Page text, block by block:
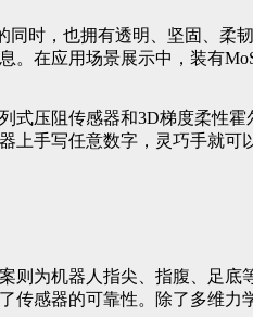
同时，也拥有透明、坚固、
。在应用场景展示中，装有
式压阻传感器和3D梯度柔性
上手写任意数字，灵巧手就可
则为机器人指尖、指腹、足
传感器的可靠性。除了多维